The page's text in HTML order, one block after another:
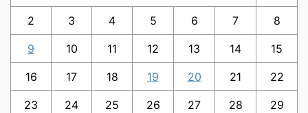
2 3 4 5 6 7 8
9 10 11 12 13 14 15
16 17 18 19 20 21 22
23 24 25 26 27 28 29